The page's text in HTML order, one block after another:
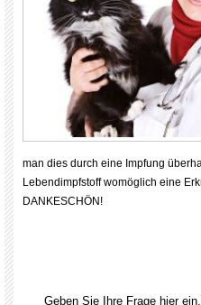
man dies durch eine Impfung
Lebendimpfstoff womöglich eine
DANKESCHÖN!